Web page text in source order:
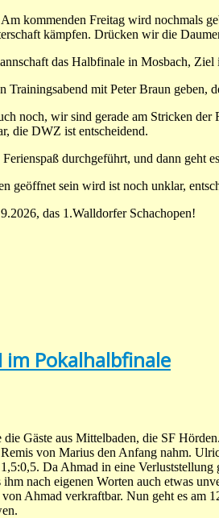
kommenden Freitag wird nochmals
kämpfen. Drücken wir die
das Halbfinale in Mosbach, Ziel
Trainingsabend mit Peter Braun geben,
noch, wir sind gerade am Stricken
die DWZ ist entscheidend.
durchgeführt, und dann geht
geöffnet sein wird ist noch unklar,
das 1.Walldorfer Schachopen!
Pokalhalbfinale
Gäste aus Mittelbaden, die SF
von Marius den Anfang nahm.
Da Ahmad in eine Verluststellung
nach eigenen Worten auch etwas
Ahmad verkraftbar. Nun geht es am